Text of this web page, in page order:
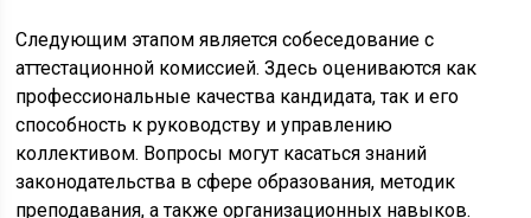
Следующим этапом является собеседование с
аттестационной комиссией. Здесь оцениваются как
профессиональные качества кандидата, так и его
способность к руководству и управлению
коллективом. Вопросы могут касаться знаний
законодательства в сфере образования, методик
преподавания, а также организационных навыков.